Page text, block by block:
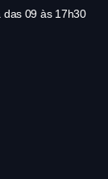
das 09 às 17h30